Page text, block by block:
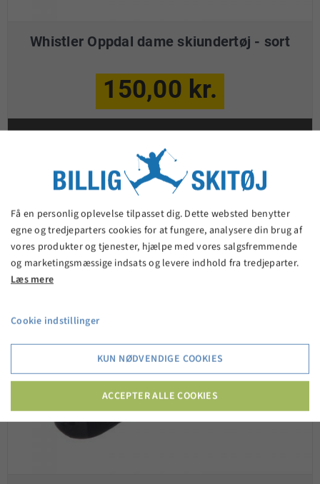
Whistler Oppdal dame skiundertøj - sort
150,00 kr.
Få en personlig oplevelse tilpasset dig. Dette websted benytter
egne og tredjeparters cookies for at fungere, analysere din brug af
vores produkter og tjenester, hjælpe med vores salgsfremmende
og marketingsmæssige indsats og levere indhold fra tredjeparter.
Læs mere
Cookie indstillinger
KUN NØDVENDIGE COOKIES
ACCEPTER ALLE COOKIES